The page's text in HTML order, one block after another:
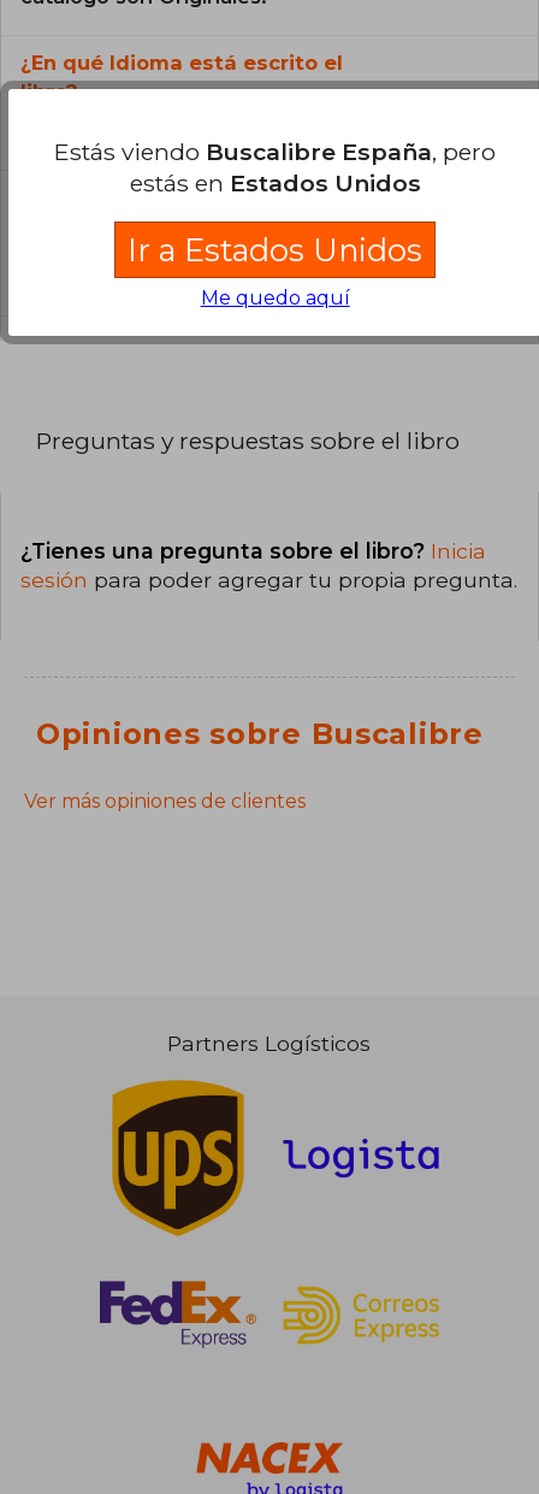
¿En qué Idioma está escrito el
libro?
La encuadernación de esta edición es Tapa
Preguntas y respuestas sobre el libro
¿Tienes una pregunta sobre el libro? Inicia
sesión para poder agregar tu propia pregunta.
Opiniones sobre Buscalibre
Ver más opiniones de clientes
Partners Logísticos
Estás viendo Buscalibre España, pero
estás en Estados Unidos
Ir a Estados Unidos
Me quedo aquí